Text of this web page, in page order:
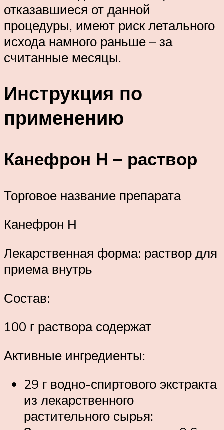
отказавшиеся от данной
процедуры, имеют риск летального
исхода намного раньше – за
считанные месяцы.
Инструкция по
применению
Канефрон Н – раствор
Торговое название препарата
Канефрон Н
Лекарственная форма: раствор для
приема внутрь
Состав:
100 г раствора содержат
Активные ингредиенты:
29 г водно-спиртового экстракта
из лекарственного
растительного сырья: